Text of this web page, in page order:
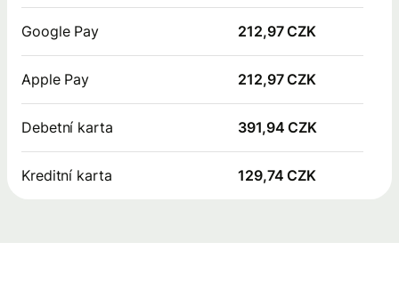
Google Pay 212,97 CZK
Apple Pay 212,97 CZK
Debetní karta 391,94 CZK
Kreditní karta 129,74 CZK